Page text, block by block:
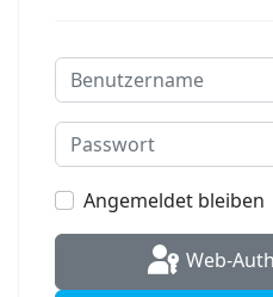
Benutzername
Passwort
Angemeldet bleiben
Web-